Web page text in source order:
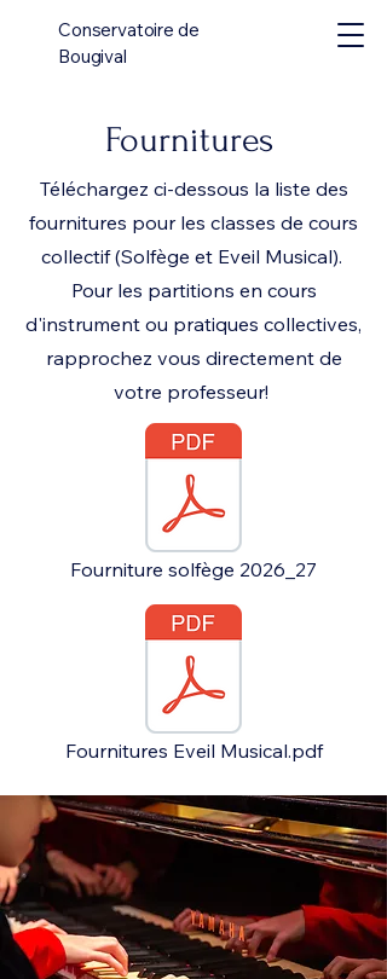
Conservatoire de
Bougival
Fournitures
Téléchargez ci-dessous la liste des
fournitures pour les classes de cours
collectif (Solfège et Eveil Musical).
Pour les partitions en cours
d'instrument ou pratiques collectives,
rapprochez vous directement de
votre professeur!
Fourniture solfège 2026_27
Fournitures Eveil Musical.pdf